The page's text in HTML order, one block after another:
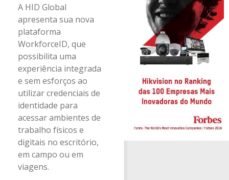
A HID Global
apresenta sua nova
plataforma
WorkforceID, que
possibilita uma
experiência integrada
e sem esforços ao
utilizar credenciais de
identidade para
acessar ambientes de
trabalho físicos e
digitais no escritório,
em campo ou em
viagens.